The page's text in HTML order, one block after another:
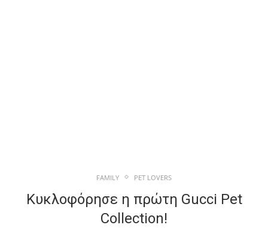
FAMILY PET LOVERS
Κυκλοφόρησε η πρώτη Gucci Pet
Collection!